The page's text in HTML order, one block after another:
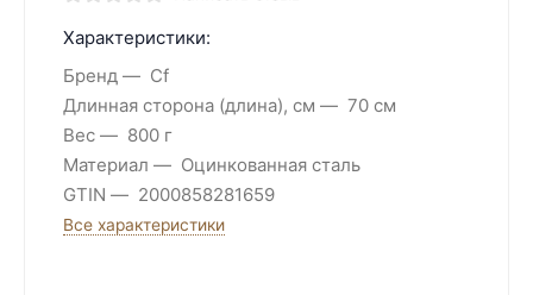
Характеристики:
Бренд
Cf
Длинная сторона (длина), см
70 см
Вес
800 г
Материал
Оцинкованная сталь
GTIN
2000858281659
Все характеристики